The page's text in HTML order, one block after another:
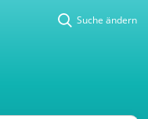
Suche ändern